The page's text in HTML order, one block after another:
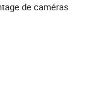
de caméras